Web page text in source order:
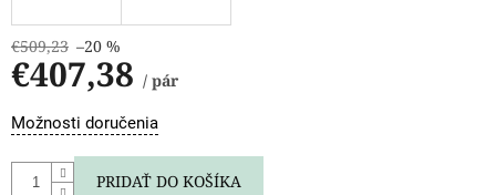
€509,23 –20 %
€407,38 / pár
Jednotková
cena:
Možnosti doručenia
PRIDAŤ DO KOŠÍKA